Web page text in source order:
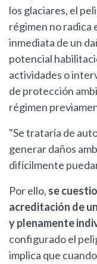
los glaciares, el
régimen no radica
inmediata de un
potencial
actividades o
de protección
régimen
"Se trataría de
generar daños
difícilmente
Por ello, se
acreditación de
y plenamente
configurado el
implica que